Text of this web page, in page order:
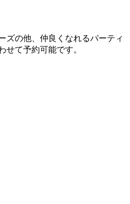
ズの他、仲良くなれるパーティ
て予約可能です。